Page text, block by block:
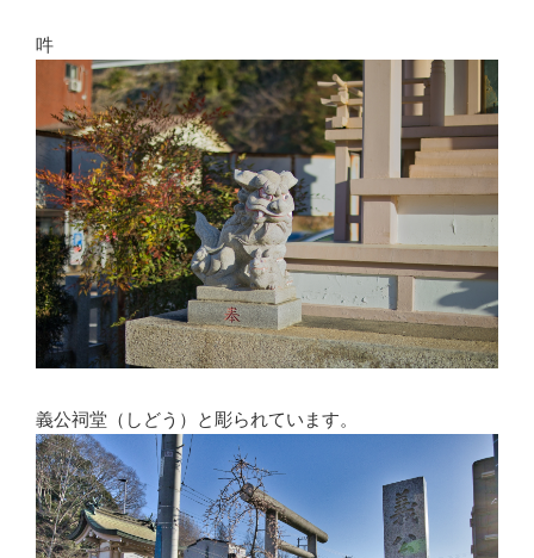
吽
義公祠堂（しどう）と彫られています。